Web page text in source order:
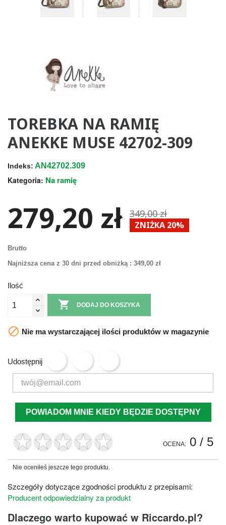
TOREBKA NA RAMIĘ
ANEKKE MUSE 42702-309
Indeks: AN42702.309
Kategoria: Na ramię
279,20 zł 349,00 zł
ZNIŻKA 20%
Brutto
Najniższa cena z 30 dni przed obniżką : 349,00 zł
Ilość
 DODAJ DO KOSZYKA
 Nie ma wystarczającej ilości produktów w magazynie
Udostępnij
POWIADOM MNIE KIEDY BĘDZIE DOSTĘPNY
OCENA: 0 / 5
Nie oceniłeś jeszcze tego produktu.
Szczegóły dotyczące zgodności produktu z przepisami:
Producent odpowiedzialny za produkt
Dlaczego warto kupować w Riccardo.pl?